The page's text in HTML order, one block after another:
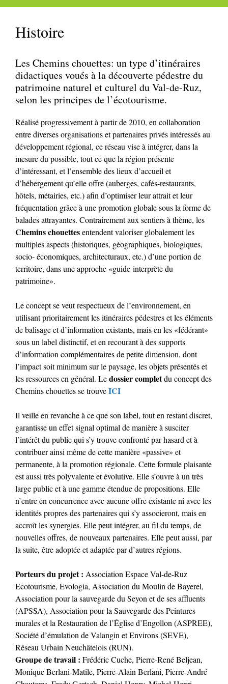
Histoire
Les Chemins chouettes: un type d’itinéraires
didactiques voués à la découverte pédestre du
patrimoine naturel et culturel du Val-de-Ruz,
selon les principes de l’écotourisme.
Réalisé progressivement à partir de 2010, en collaboration
entre diverses organisations et partenaires privés intéressés au
développement régional, ce réseau vise à intégrer, dans la
mesure du possible, tout ce que la région présente
d’intéressant, et l’ensemble des lieux d’accueil et
d’hébergement qu’elle offre (auberges, cafés-restaurants,
hôtels, métairies, etc.) afin d’optimiser leur attrait et leur
fréquentation grâce à une promotion globale sous la forme de
balades attrayantes. Contrairement aux sentiers à thème, les
Chemins chouettesentendent valoriser globalement les
multiples aspects (historiques, géographiques, biologiques,
socio- économiques, architecturaux, etc.) d’une portion de
territoire, dans une approche «guide-interprète du
patrimoine».
Le concept se veut respectueux de l’environnement, en
utilisant prioritairement les itinéraires pédestres et les éléments
de balisage et d’information existants, mais en les «fédérant»
sous un label distinctif, et en recourant à des supports
d’information complémentaires de petite dimension, dont
l’impact soit minimum sur le paysage, les objets présentés et
les ressources en général. Ledossier completdu concept des
Chemins chouettes se trouveICI
Il veille en revanche à ce que son label, tout en restant discret,
garantisse un effet signal optimal de manière à susciter
l’intérêt du public qui s’y trouve confronté par hasard et à
contribuer ainsi même de cette manière «passive» et
permanente, à la promotion régionale. Cette formule plaisante
est aussi très polyvalente et évolutive. Elle s’ouvre à un très
large public et à une gamme étendue de propositions. Elle
n’entre en concurrence avec aucune offre existante ni avec les
identités propres des partenaires qui s’y associeront, mais en
accroît les synergies. Elle peut intégrer, au fil du temps, de
nouvelles offres, de nouveaux partenaires. Elle peut aussi, par
la suite, être adoptée et adaptée par d’autres régions.
Porteurs du projet : Association Espace Val-de-Ruz
Ecotourisme, Evologia, Association du Moulin de Bayerel,
Association pour la sauvegarde du Seyon et de ses affluents
(APSSA), Association pour la Sauvegarde des Peintures
murales et la Restauration de l’Église d’Engollon (ASPREE),
Société d’émulation de Valangin et Environs (SEVE),
Réseau Urbain Neuchâtelois (RUN).
Groupe de travail : Frédéric Cuche, Pierre-René Beljean,
Monique Berlani-Matile, Pierre-Alain Berlani, Pierre-André